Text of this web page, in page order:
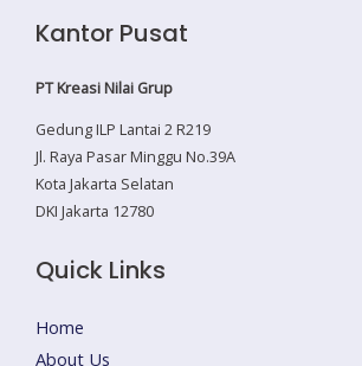
Kantor Pusat
PT Kreasi Nilai Grup
Gedung ILP Lantai 2 R219
Jl. Raya Pasar Minggu No.39A
Kota Jakarta Selatan
DKI Jakarta 12780
Quick Links
Home
About Us